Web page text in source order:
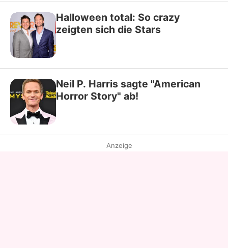
Halloween total: So crazy
zeigten sich die Stars
Neil P. Harris sagte "American
Horror Story" ab!
Anzeige